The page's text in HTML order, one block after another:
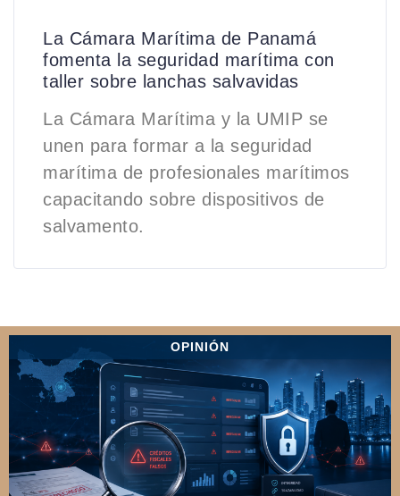
La Cámara Marítima de Panamá
fomenta la seguridad marítima con
taller sobre lanchas salvavidas
La Cámara Marítima y la UMIP se
unen para formar a la seguridad
marítima de profesionales marítimos
capacitando sobre dispositivos de
salvamento.
OPINIÓN